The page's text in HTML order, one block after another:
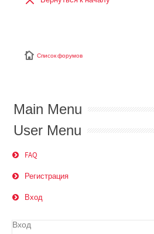
Список форумов
Main Menu
User Menu
FAQ
Регистрация
Вход
Вход